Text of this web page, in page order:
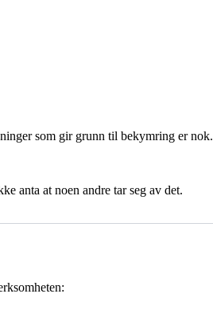
som gir grunn til bekymring er nok.
anta at noen andre tar seg av det.